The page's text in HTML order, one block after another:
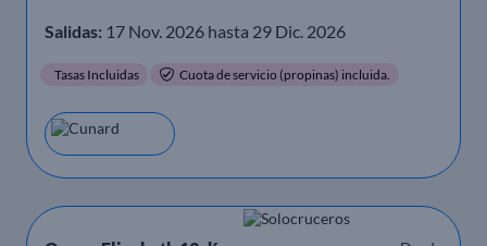
Salidas: 17 Nov. 2026 hasta 29 Dic. 2026
Tasas Incluidas Cuota de servicio (propinas) incluida.